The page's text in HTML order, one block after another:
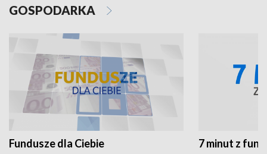
GOSPODARKA
Fundusze dla Ciebie 7 minut z